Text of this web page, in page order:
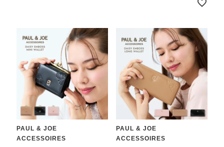
PAUL & JOE
ACCESSOIRES
PAUL & JOE
ACCESSOIRES